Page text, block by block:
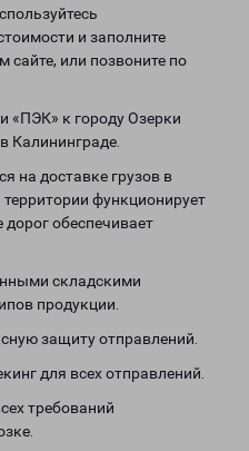
и заполните
сайте, или позвоните по
к городу Озерки
Калининграде.
на доставке грузов в
функционирует
обеспечивает
складскими
продукции.
защиту отправлений.
для всех отправлений.
требований